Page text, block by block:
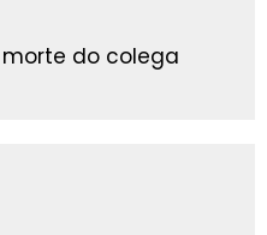
do colega